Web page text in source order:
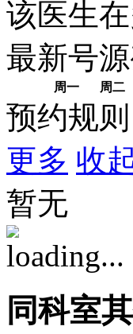
该医生
最新号
周一 周二
预约规则
更多 收
暂无
同科室